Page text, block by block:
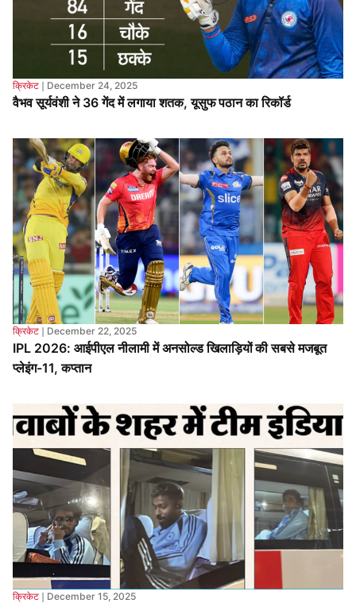
वैभव सूर्यवंशी ने 36 गेंद में लगाया शतक, यूसुफ पठान का रिकॉर्ड
क्रिकेट❘December 22, 2025
IPL 2026: आईपीएल नीलामी में अनसोल्ड खिलाड़ियों की सबसे मजबूत
प्लेइंग-11, कप्तान
क्रिकेट ❘ December 15, 2025
यूपी: लखनऊ पहुंची इंडिया टीम, फोन में बिजी दिखे खिलाड़ी; 17 दिसंबर